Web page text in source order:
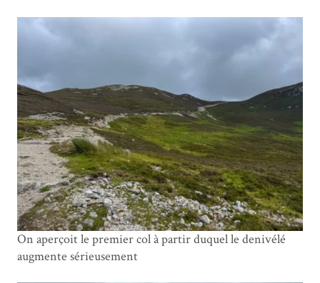
On aperçoit le premier col à partir duquel le denivélé
augmente sérieusement